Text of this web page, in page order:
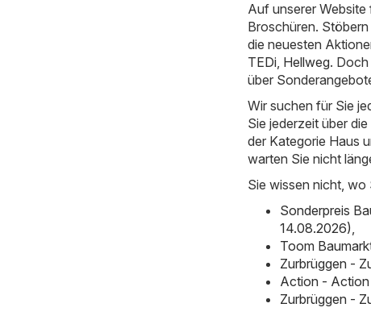
Auf unserer
Broschüren.
die neuesten
TEDi, Hellweg.
über
Wir suchen für Sie
Sie jederzeit über
der Kategorie Haus
warten Sie nicht
Sie wissen nicht, wo
Sonderpreis
14.08.2026),
Toom
Zurbrüggen -
Action -
Zurbrüggen -